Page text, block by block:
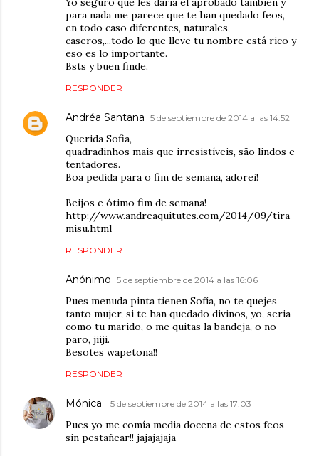
para nada me parece que te han quedado feos,
en todo caso diferentes, naturales,
caseros,...todo lo que lleve tu nombre está rico y
eso es lo importante.
Bsts y buen finde.
RESPONDER
Andréa Santana 5 de septiembre de 2014 a las 14:52
Querida Sofia,
quadradinhos mais que irresistíveis, são lindos e
tentadores.
Boa pedida para o fim de semana, adorei!
Beijos e ótimo fim de semana!
http://www.andreaquitutes.com/2014/09/tira
misu.html
RESPONDER
Anónimo 5 de septiembre de 2014 a las 16:06
Pues menuda pinta tienen Sofía, no te quejes
tanto mujer, si te han quedado divinos, yo, seria
como tu marido, o me quitas la bandeja, o no
paro, jiiji.
Besotes wapetona!!
RESPONDER
Mónica 5 de septiembre de 2014 a las 17:03
Pues yo me comía media docena de estos feos
sin pestañear!! jajajajaja